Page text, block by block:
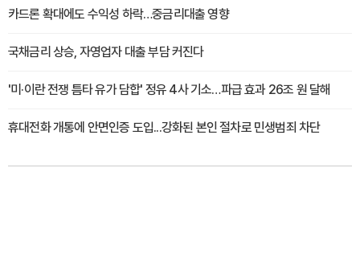
카드론 확대에도 수익성 하락…중금리대출 영향
국채금리 상승, 자영업자 대출 부담 커진다
'미·이란 전쟁 틈타 유가 담합' 정유 4사 기소…파급 효과 26조 원 달해
휴대전화 개통에 안면인증 도입...강화된 본인 절차로 민생범죄 차단